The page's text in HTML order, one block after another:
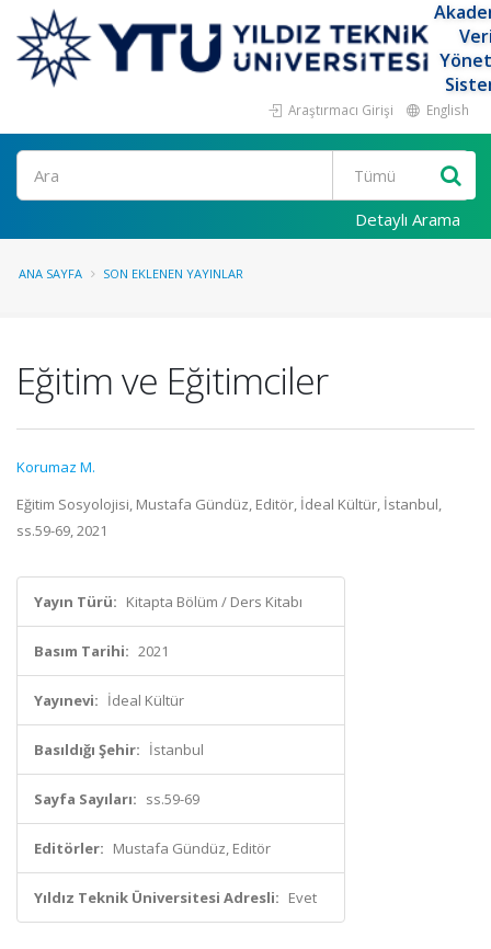
Araştırmacı Girişi English
Ara
Detaylı Arama
ANA SAYFA SON EKLENEN YAYINLAR
Eğitim ve Eğitimciler
Korumaz M.
Eğitim Sosyolojisi, Mustafa Gündüz, Editör, İdeal Kültür, İstanbul,
ss.59-69, 2021
Yayın Türü: Kitapta Bölüm / Ders Kitabı
Basım Tarihi: 2021
Yayınevi: İdeal Kültür
Basıldığı Şehir: İstanbul
Sayfa Sayıları: ss.59-69
Editörler: Mustafa Gündüz, Editör
Yıldız Teknik Üniversitesi Adresli: Evet